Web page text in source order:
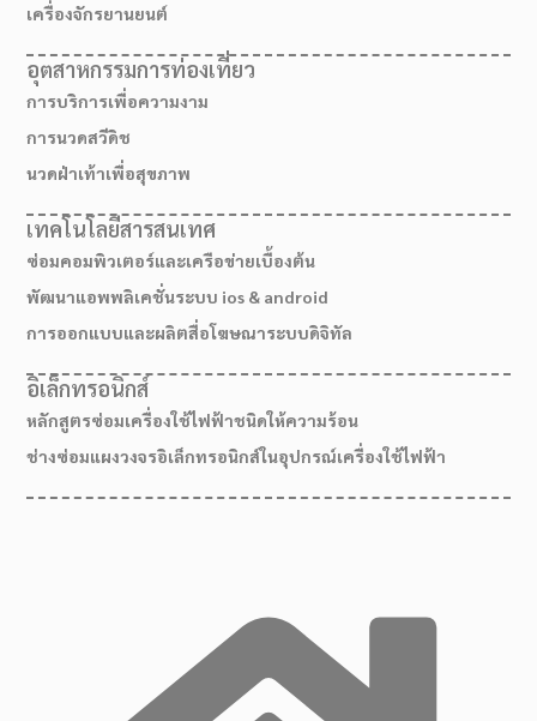
เส้นทางมาโรงเรียน
เครื่องจักรยานยนต์
อุตสาหกรรมการท่องเที่ยว
การบริการเพื่อความงาม
การนวดสวีดิช
นวดฝ่าเท้าเพื่อสุขภาพ
เทคโนโลยีสารสนเทศ
ซ่อมคอมพิวเตอร์และเครือข่ายเบื้องต้น
พัฒนาแอพพลิเคชั่นระบบ ios & android
การออกแบบและผลิตสื่อโฆษณาระบบดิจิทัล
อิเล็กทรอนิกส์
หลักสูตรซ่อมเครื่องใช้ไฟฟ้าชนิดให้ความร้อน
ช่างซ่อมแผงวงจรอิเล็กทรอนิกส์ในอุปกรณ์เครื่องใช้ไฟฟ้า